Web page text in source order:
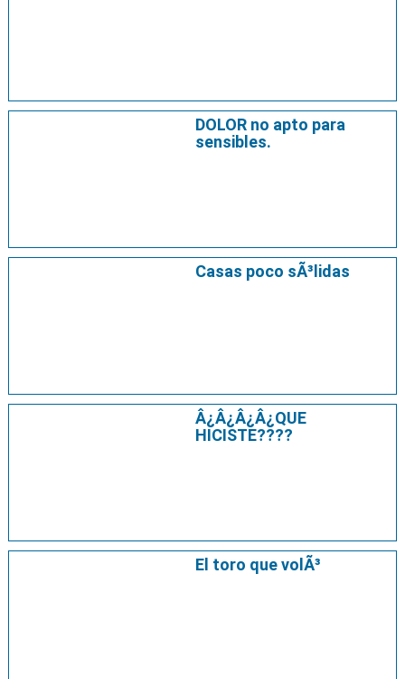
DOLOR no apto para
sensibles.
Casas poco sÃ³lidas
Â¿Â¿Â¿Â¿QUE
HICISTE????
El toro que volÃ³